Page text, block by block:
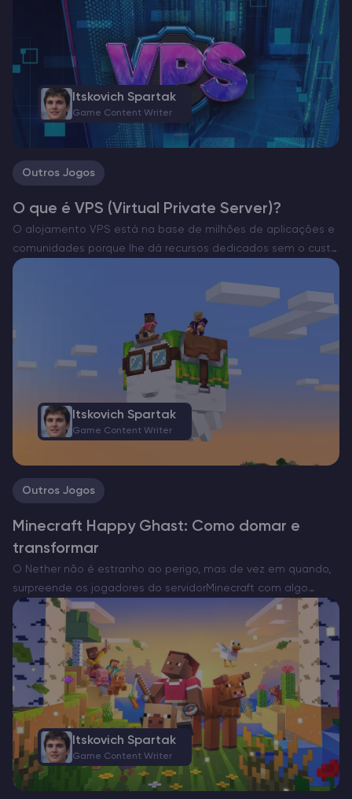
Outros Jogos
O que é VPS (Virtual Private Server)?
O alojamento VPS está na base de milhões de aplicações e
comunidades porque lhe dá recursos dedicados sem o custo
de uma máquina inteira. Ao contrário do alojamento
partilhado, um servidor virtual gerido por um…
Itskovich Spartak
Game Content Writer
Outros Jogos
Minecraft Happy Ghast: Como domar e
transformar
O Nether não é estranho ao perigo, mas de vez em quando,
surpreende os jogadores do servidorMinecraft com algo
invulgarmente caloroso. Entra o Happy Ghast – uma versão
rara e pacífica da ameaça voadora normalmente…
Itskovich Spartak
Game Content Writer
Itskovich Spartak
Game Content Writer